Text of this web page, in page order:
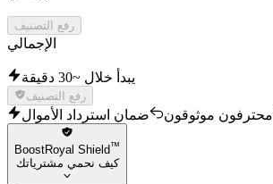
رفع التصنيف
الإجمالي
يبدأ خلال ~30 دقيقة
رفع التصنيف
محترفون موثوقون ضمان استرداد الأموال
BoostRoyal Shield™
كيف نحمي مشترياتك